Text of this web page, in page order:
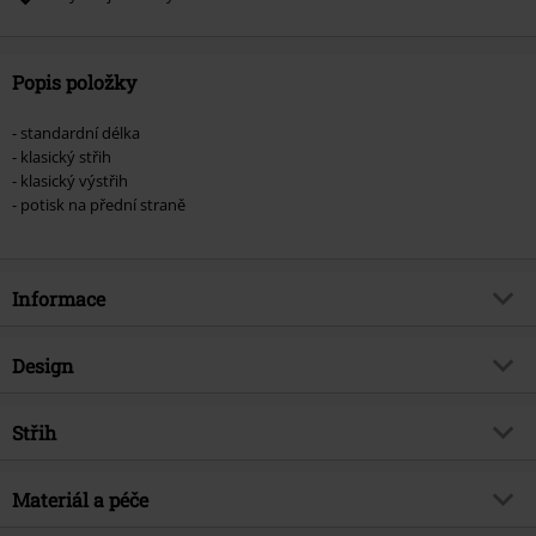
Popis položky
- standardní délka
- klasický střih
- klasický výstřih
- potisk na přední straně
Informace
Zboží č.
Hudební žánr
Licence
Design
Typ výrobku
Vytištěno
Střih
Střih/vrchní díl
Materiál a péče